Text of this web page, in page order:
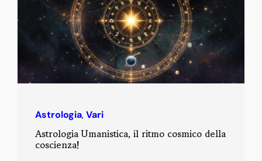
Astrologia,Vari
Astrologia Umanistica, il ritmo cosmico della
coscienza!